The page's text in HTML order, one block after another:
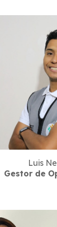
Luis
Gestor de